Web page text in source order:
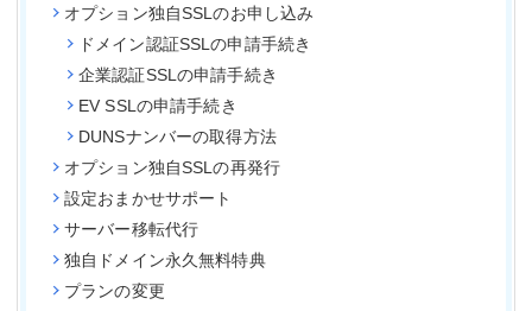
オプション独自SSLのお申し込み
ドメイン認証SSLの申請手続き
企業認証SSLの申請手続き
EV SSLの申請手続き
DUNSナンバーの取得方法
オプション独自SSLの再発行
設定おまかせサポート
サーバー移転代行
独自ドメイン永久無料特典
プランの変更